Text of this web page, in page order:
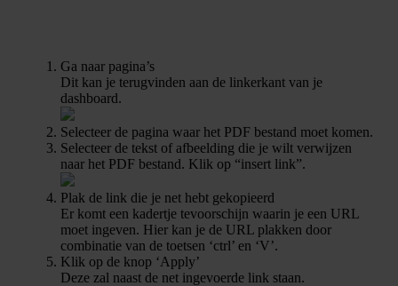
Ga naar pagina’s
Dit kan je terugvinden aan de linkerkant van je
dashboard.
Selecteer de pagina waar het PDF bestand moet komen.
Selecteer de tekst of afbeelding die je wilt verwijzen
naar het PDF bestand. Klik op “insert link”.
Plak de link die je net hebt gekopieerd
Er komt een kadertje tevoorschijn waarin je een URL
moet ingeven. Hier kan je de URL plakken door
combinatie van de toetsen ‘ctrl’ en ‘V’.
Klik op de knop ‘Apply’
Deze zal naast de net ingevoerde link staan.